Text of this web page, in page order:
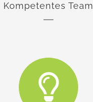
Kompetentes Team